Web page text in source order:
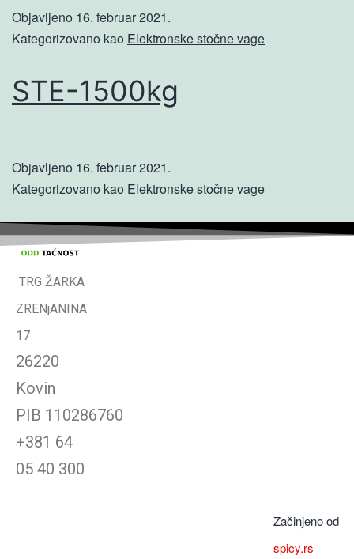
Objavljeno 16. februar 2021.
Kategorizovano kao Elektronske stočne vage
STE-1500kg
Objavljeno 16. februar 2021.
Kategorizovano kao Elektronske stočne vage
TRG ŽARKA
ZRENjANINA
17
26220
Kovin
PIB 110286760
+381 64
05 40 300
Začinjeno od
spicy.rs